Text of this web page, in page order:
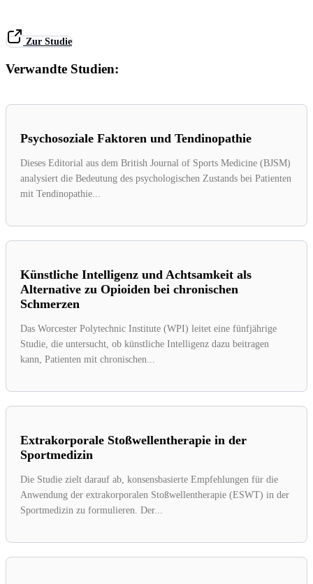
Zur Studie
Verwandte Studien:
Psychosoziale Faktoren und Tendinopathie
Dieses Editorial aus dem British Journal of Sports Medicine (BJSM)
analysiert die Bedeutung des psychologischen Zustands bei Patienten
mit Tendinopathie...
Künstliche Intelligenz und Achtsamkeit als
Alternative zu Opioiden bei chronischen
Schmerzen
Das Worcester Polytechnic Institute (WPI) leitet eine fünfjährige
Studie, die untersucht, ob künstliche Intelligenz dazu beitragen
kann, Patienten mit chronischen...
Extrakorporale Stoßwellentherapie in der
Sportmedizin
Die Studie zielt darauf ab, konsensbasierte Empfehlungen für die
Anwendung der extrakorporalen Stoßwellentherapie (ESWT) in der
Sportmedizin zu formulieren. Der...